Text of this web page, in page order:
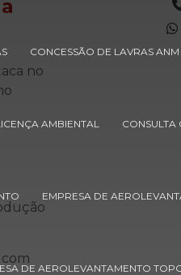
CONCESSÃO DE LAVRAS
AMBIENTAL CONSULTA
EMPRESA DE
DE AEROLEVANTAMENTO
no
Cadastro
Cadastro
remoto